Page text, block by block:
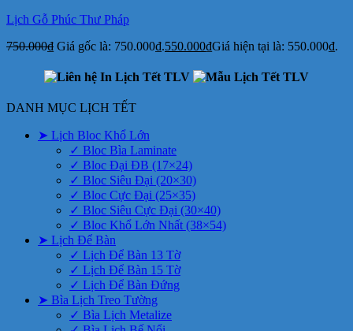
Lịch Gỗ Phúc Thư Pháp
750.000₫ Giá gốc là: 750.000₫.550.000₫Giá hiện tại là: 550.000₫.
DANH MỤC LỊCH TẾT
➤ Lịch Bloc Khổ Lớn
✓ Bloc Bìa Laminate
✓ Bloc Đại ĐB (17×24)
✓ Bloc Siêu Đại (20×30)
✓ Bloc Cực Đại (25×35)
✓ Bloc Siêu Cực Đại (30×40)
✓ Bloc Khổ Lớn Nhất (38×54)
➤ Lịch Để Bàn
✓ Lịch Để Bàn 13 Tờ
✓ Lịch Để Bàn 15 Tờ
✓ Lịch Để Bàn Đứng
➤ Bìa Lịch Treo Tường
✓ Bìa Lịch Metalize